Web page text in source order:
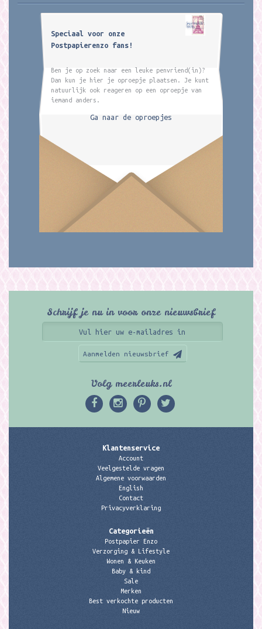
Speciaal voor onze
Postpapierenzo fans!
Ben je op zoek naar een leuke penvriend(in)?
Dan kun je hier je oproepje plaatsen. Je kunt
natuurlijk ook reageren op een oproepje van
iemand anders.
Ga naar de oproepjes
Schrijf je nu in voor onze nieuwsbrief
Aanmelden nieuwsbrief
Volg meerleuks.nl
Klantenservice
Account
Veelgestelde vragen
Algemene voorwaarden
English
Contact
Privacyverklaring
Categorieën
Postpapier Enzo
Verzorging & Lifestyle
Wonen & Keuken
Baby & kind
Sale
Merken
Best verkochte producten
Nieuw